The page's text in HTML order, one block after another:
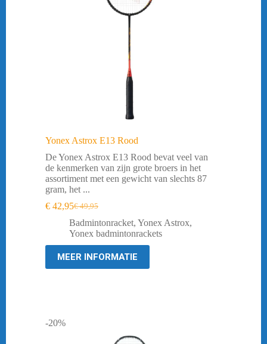
Yonex Astrox E13 Rood
De Yonex Astrox E13 Rood bevat veel van
de kenmerken van zijn grote broers in het
assortiment met een gewicht van slechts 87
gram, het ...
€49,95
Oorspronkelijke
prijs
was:
€ 49,95.
€ 42,95Huidige
prijs
is:
€ 42,95.
Badmintonracket, Yonex Astrox,
Yonex badmintonrackets
MEER INFORMATIE
-20%